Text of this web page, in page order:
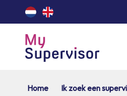
Home Ik zoek een